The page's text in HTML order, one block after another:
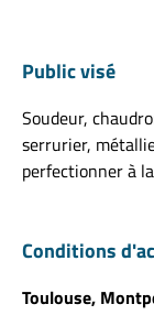
Public visé
Soudeur,
serrurier,
perfectionner à
Conditions
Toulouse,